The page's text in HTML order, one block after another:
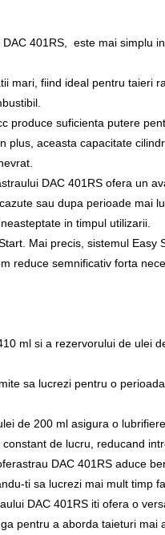
401RS, este mai simplu
mari, fiind ideal pentru taieri
produce suficienta putere
plus, aceasta capacitate
DAC 401RS ofera un
sau dupa perioade mai
in timpul utilizarii.
Mai precis, sistemul
reduce semnificativ forta
ml si a rezervorului de ulei
sa lucrezi pentru o
de 200 ml asigura o
de lucru, reducand
DAC 401RS aduce
ti sa lucrezi mai mult timp
DAC 401RS iti ofera o
pentru a aborda taieturi mai